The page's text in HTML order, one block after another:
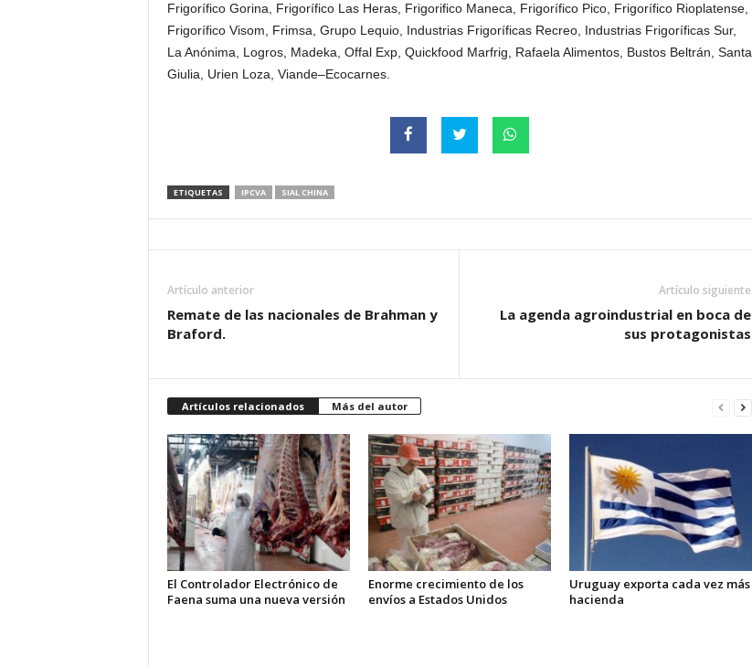
Frigorífico Gorina, Frigorífico Las Heras, Frigorifico Maneca, Frigorífico Pico, Frigorífico Rioplatense,
Frigorífico Visom, Frimsa, Grupo Lequio, Industrias Frigoríficas Recreo, Industrias Frigoríficas Sur,
La Anónima, Logros, Madeka, Offal Exp, Quickfood Marfrig, Rafaela Alimentos, Bustos Beltrán, Santa
Giulia, Urien Loza, Viande–Ecocarnes.
ETIQUETAS IPCVA SIAL CHINA
Artículo anterior
Remate de las nacionales de Brahman y
Braford.
Artículo siguiente
La agenda agroindustrial en boca de
sus protagonistas
Artículos relacionados Más del autor
El Controlador Electrónico de
Faena suma una nueva versión
Enorme crecimiento de los
envíos a Estados Unidos
Uruguay exporta cada vez más
hacienda